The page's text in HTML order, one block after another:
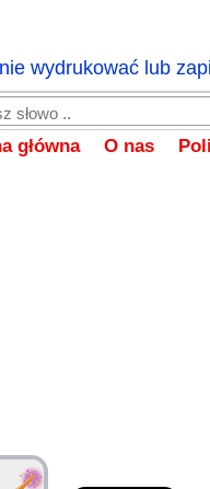
wydrukować lub
główna O nas